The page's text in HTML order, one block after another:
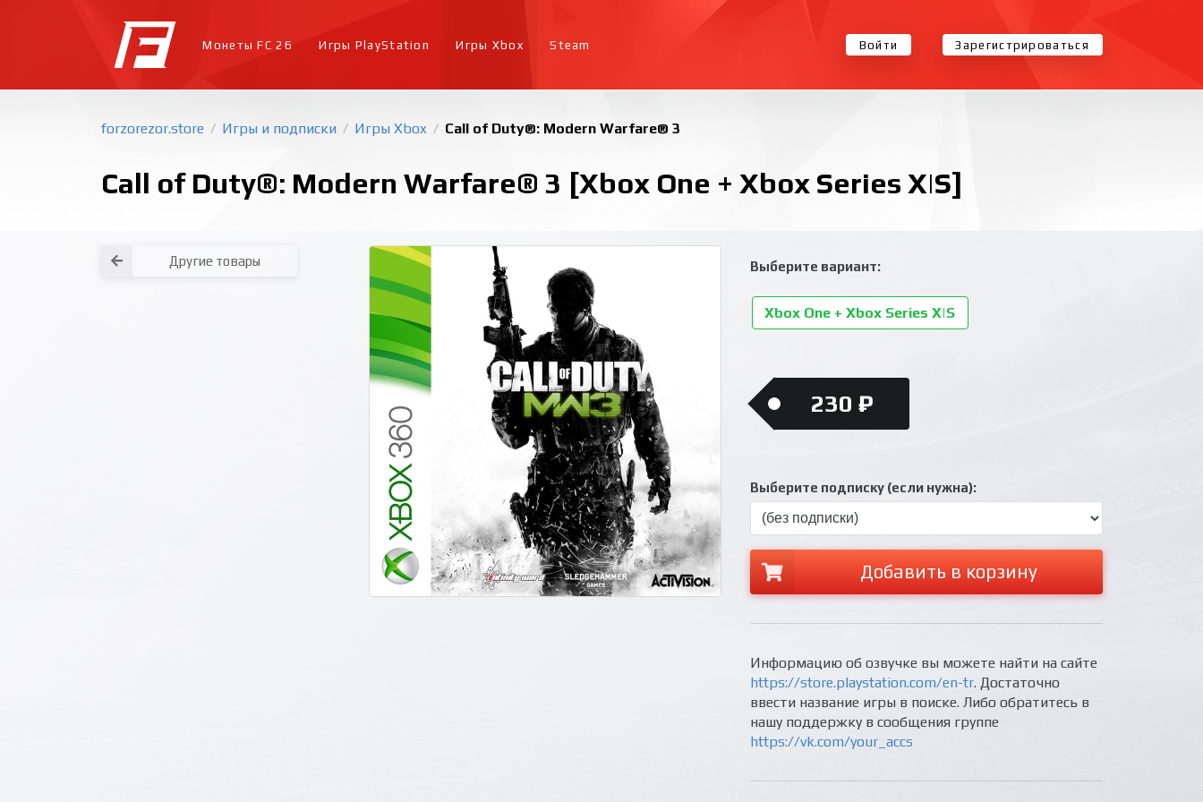
Монеты FC 26 Игры PlayStation Игры Xbox Steam Войти Зарегистрироваться
forzorezor.store / Игры и подписки / Игры Xbox / Call of Duty®: Modern Warfare® 3
Call of Duty®: Modern Warfare® 3 [Xbox One + Xbox Series X|S]
Другие товары Выберите вариант:
Xbox One + Xbox Series X|S
230 ₽
Выберите подписку (если нужна):
Добавить в корзину
Информацию об озвучке вы можете найти на сайте
https://store.playstation.com/en-tr. Достаточно
ввести название игры в поиске. Либо обратитесь в
нашу поддержку в сообщения группе
https://vk.com/your_accs